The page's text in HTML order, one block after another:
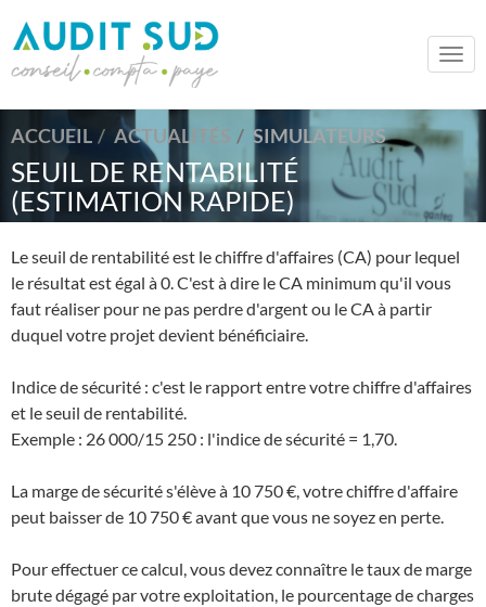
ACCUEIL ACTUALITÉS SIMULATEURS
SEUIL DE RENTABILITÉ
(ESTIMATION RAPIDE)
Le seuil de rentabilité est le chiffre d'affaires (CA) pour lequel
le résultat est égal à 0. C'est à dire le CA minimum qu'il vous
faut réaliser pour ne pas perdre d'argent ou le CA à partir
duquel votre projet devient bénéficiaire.
Indice de sécurité : c'est le rapport entre votre chiffre d'affaires
et le seuil de rentabilité.
Exemple : 26 000/15 250 : l'indice de sécurité = 1,70.
La marge de sécurité s'élève à 10 750 €, votre chiffre d'affaire
peut baisser de 10 750 € avant que vous ne soyez en perte.
Pour effectuer ce calcul, vous devez connaître le taux de marge
brute dégagé par votre exploitation, le pourcentage de charges